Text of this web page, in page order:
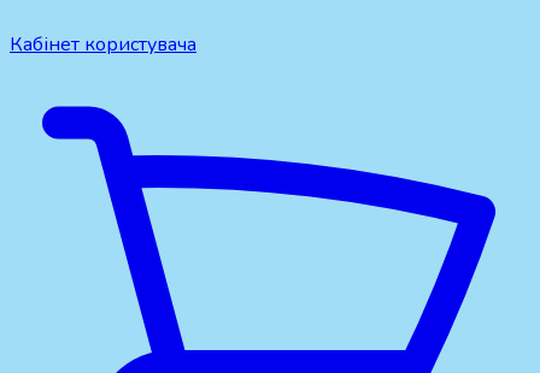
Кабінет користувача